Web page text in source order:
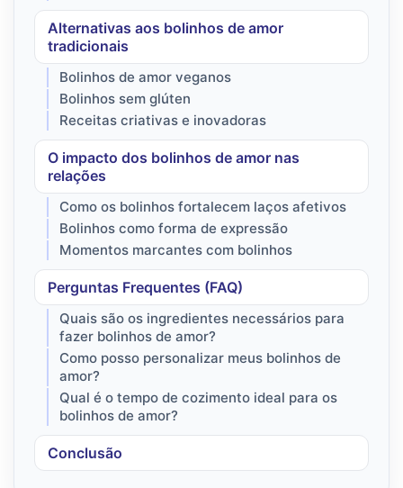
Alternativas aos bolinhos de amor
tradicionais
Bolinhos de amor veganos
Bolinhos sem glúten
Receitas criativas e inovadoras
O impacto dos bolinhos de amor nas
relações
Como os bolinhos fortalecem laços afetivos
Bolinhos como forma de expressão
Momentos marcantes com bolinhos
Perguntas Frequentes (FAQ)
Quais são os ingredientes necessários para
fazer bolinhos de amor?
Como posso personalizar meus bolinhos de
amor?
Qual é o tempo de cozimento ideal para os
bolinhos de amor?
Conclusão